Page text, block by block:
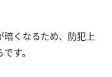
暗くなるため、防犯上
す。